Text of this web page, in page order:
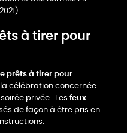
à tirer pour
prêts à tirer pour
célébration concernée :
privée...Les feux
de façon à être pris en